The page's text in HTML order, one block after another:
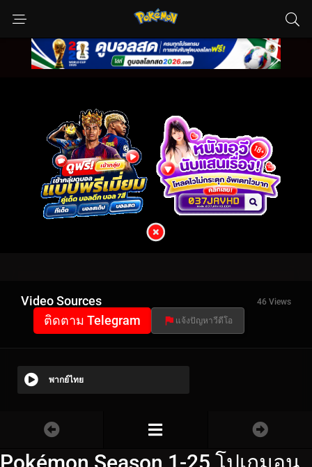
Video Sources 46 Views
ติดตาม Telegram แจ้งปัญหาวีดีโอ
พากย์ไทย